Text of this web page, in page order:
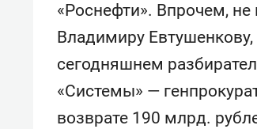
«Роснефти». Впрочем, не
Владимиру
сегодняшнем
«Системы» —
возврате 190 млрд.